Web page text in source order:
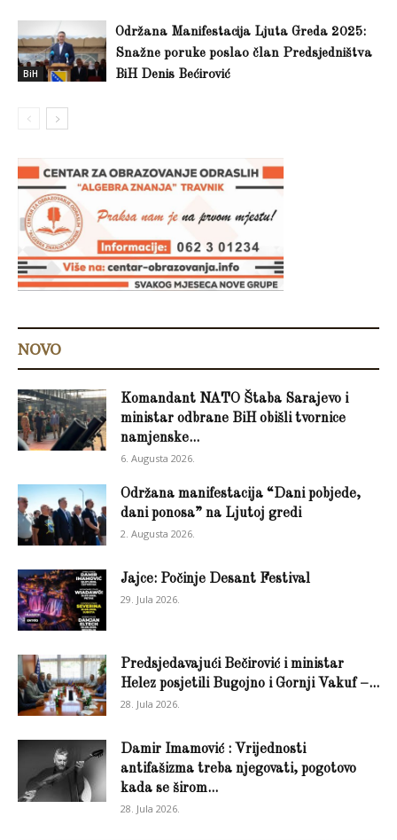
BiH
Održana Manifestacija Ljuta Greda 2025:
Snažne poruke poslao član Predsjedništva
BiH Denis Bećirović
NOVO
Komandant NATO Štaba Sarajevo i
ministar odbrane BiH obišli tvornice
namjenske...
6. Augusta 2026.
Održana manifestacija “Dani pobjede,
dani ponosa” na Ljutoj gredi
2. Augusta 2026.
Jajce: Počinje Desant Festival
29. Jula 2026.
Predsjedavajući Bečirović i ministar
Helez posjetili Bugojno i Gornji Vakuf –...
28. Jula 2026.
Damir Imamović : Vrijednosti
antifašizma treba njegovati, pogotovo
kada se širom...
28. Jula 2026.